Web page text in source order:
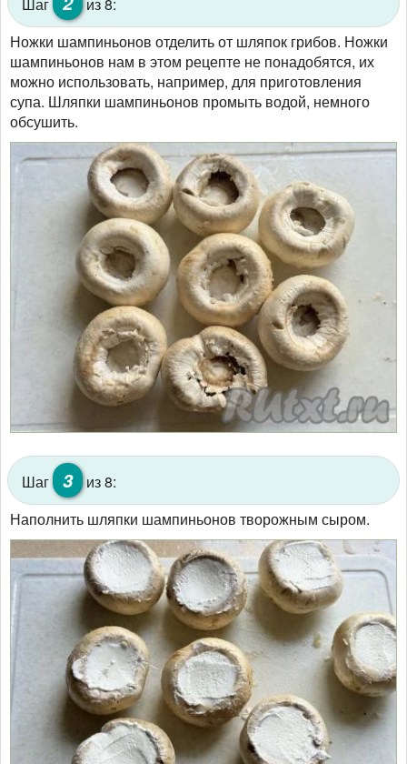
Шаг
из 8:
Ножки шампиньонов отделить от шляпок грибов. Ножки
шампиньонов нам в этом рецепте не понадобятся, их
можно использовать, например, для приготовления
супа. Шляпки шампиньонов промыть водой, немного
обсушить.
Шаг 3
из 8:
Наполнить шляпки шампиньонов творожным сыром.